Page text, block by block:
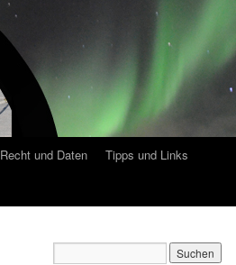
Recht und Daten
Tipps und Links